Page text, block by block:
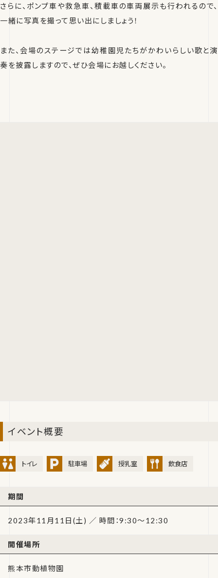
さらに、ポンプ車や救急車、積載車の車両展示も行われるので、
一緒に写真を撮って思い出にしましょう！
また、会場のステージでは幼稚園児たちがかわいらしい歌と演
奏を披露しますので、ぜひ会場にお越しください。
イベント概要
トイレ 駐車場 授乳室 飲食店
期間
2023年11月11日(土) ／ 時間：9:30～12:30
開催場所
熊本市動植物園